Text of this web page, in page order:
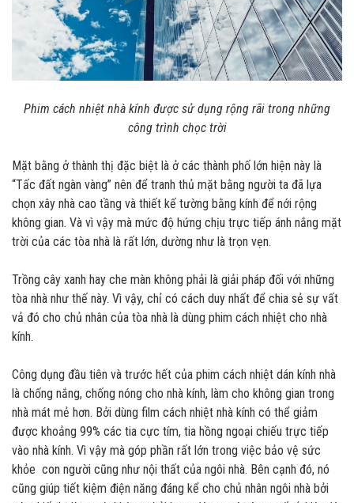
Phim cách nhiệt nhà kính được sử dụng rộng rãi trong những
công trình chọc trời
Mặt bằng ở thành thị đặc biệt là ở các thành phố lớn hiện này là
“Tấc đất ngàn vàng” nên để tranh thủ mặt bằng người ta đã lựa
chọn xây nhà cao tầng và thiết kế tường bằng kính để nới rộng
không gian. Và vì vậy mà mức độ hứng chịu trực tiếp ánh nắng mặt
trời của các tòa nhà là rất lớn, dường như là trọn vẹn.
Trồng cây xanh hay che màn không phải là giải pháp đối với những
tòa nhà như thế này. Vì vậy, chỉ có cách duy nhất để chia sẻ sự vất
vả đó cho chủ nhân của tòa nhà là dùng phim cách nhiệt cho nhà
kính.
Công dụng đầu tiên và trước hết của phim cách nhiệt dán kính nhà
là chống nắng, chống nóng cho nhà kính, làm cho không gian trong
nhà mát mẻ hơn. Bởi dùng film cách nhiệt nhà kính có thể giảm
được khoảng 99% các tia cực tím, tia hồng ngoại chiếu trực tiếp
vào nhà kính. Vì vậy mà góp phần rất lớn trong việc bảo vệ sức
khỏe con người cũng như nội thất của ngôi nhà. Bên cạnh đó, nó
cũng giúp tiết kiệm điện năng đáng kể cho chủ nhân ngôi nhà bởi